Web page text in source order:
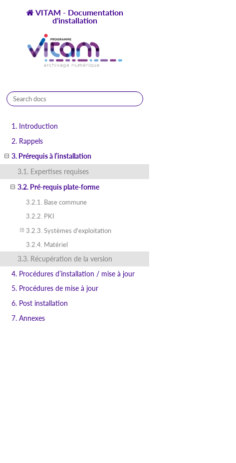
VITAM - Documentation
d'installation
1. Introduction
2. Rappels
3. Prérequis à l’installation
3.1. Expertises requises
3.2. Pré-requis plate-forme
3.2.1. Base commune
3.2.2. PKI
3.2.3. Systèmes d’exploitation
3.2.4. Matériel
3.3. Récupération de la version
4. Procédures d’installation / mise à jour
5. Procédures de mise à jour
6. Post installation
7. Annexes